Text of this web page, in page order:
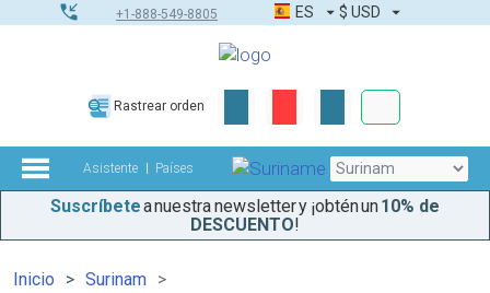
+1-888-549-8805 ES $ USD
Rastrear orden
Asistente Países
Suscríbetea nuestra newsletter y ¡obtén un10% de
DESCUENTO!
Inicio
Surinam